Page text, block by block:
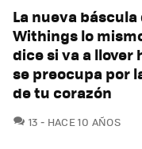
La nueva báscula
Withings lo
dice si va a llover
se preocupa por
de tu corazón
13 COMENTARIOS
HACE 10 AÑOS